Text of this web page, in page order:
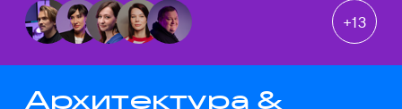
+13
Архитектура &